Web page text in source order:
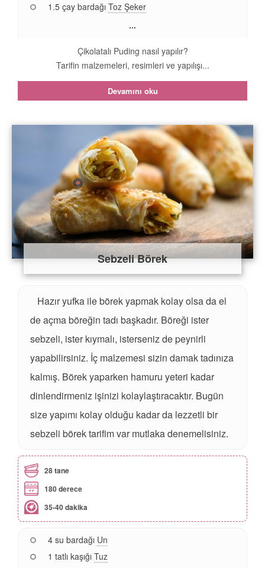
1.5 çay bardağı Toz Şeker
...
Çikolatalı Puding nasıl yapılır?
Tarifin malzemeleri, resimleri ve yapılışı...
Devamını oku
Sebzeli Börek
Hazır yufka ile börek yapmak kolay olsa da el
de açma böreğin tadı başkadır. Böreği ister
sebzeli, ister kıymalı, isterseniz de peynirli
yapabilirsiniz. İç malzemesi sizin damak tadınıza
kalmış. Börek yaparken hamuru yeteri kadar
dinlendirmeniz işinizi kolaylaştıracaktır. Bugün
size yapımı kolay olduğu kadar da lezzetli bir
sebzeli börek tarifim var mutlaka denemelisiniz.
28 tane
180 derece
35-40 dakika
4 su bardağı Un
1 tatlı kaşığı Tuz